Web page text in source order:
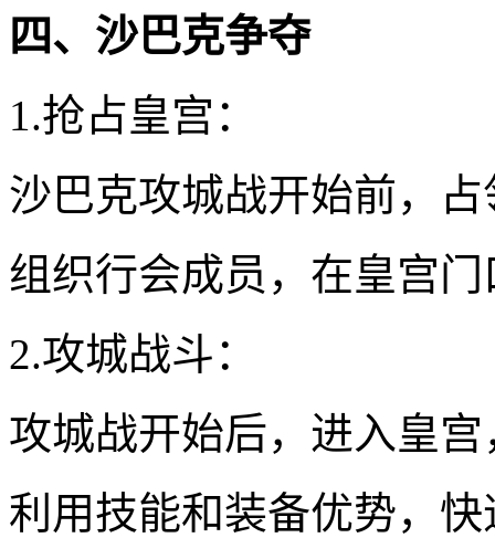
四、沙巴克争夺
1.抢占皇宫：
沙巴克攻城战开始前，
组织行会成员，在皇宫
2.攻城战斗：
攻城战开始后，进入皇
利用技能和装备优势，